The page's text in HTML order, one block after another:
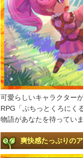
可愛らしいキャラクター
RPG「ぷちっとくろにく
物語があなたを待ってい
爽快感たっぷりの